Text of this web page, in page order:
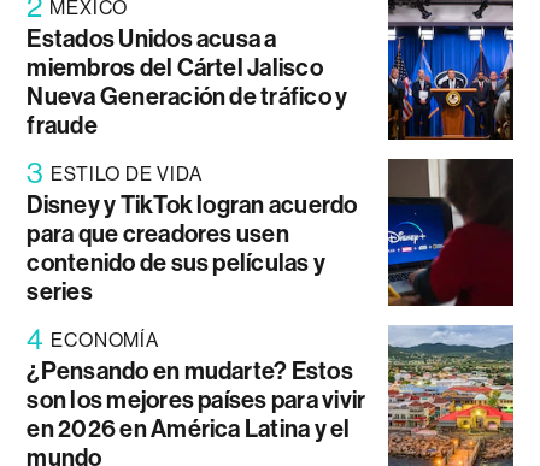
2 MÉXICO
Estados Unidos acusa a
miembros del Cártel Jalisco
Nueva Generación de tráfico y
fraude
3 ESTILO DE VIDA
Disney y TikTok logran acuerdo
para que creadores usen
contenido de sus películas y
series
4 ECONOMÍA
¿Pensando en mudarte? Estos
son los mejores países para vivir
en 2026 en América Latina y el
mundo